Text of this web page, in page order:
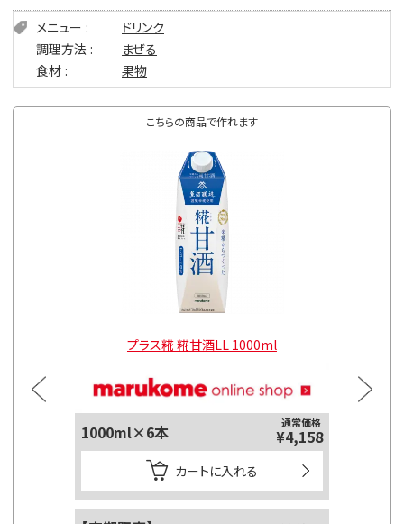
メニュー
ドリンク
調理方法
まぜる
食材
果物
こちらの商品で作れます
プラス糀 糀甘酒LL 1000ml
1000ml×6本 通常価格
¥4,158
カートに入れる